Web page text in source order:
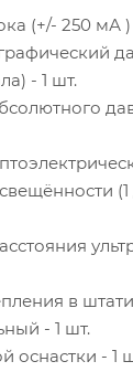
(+/- 250 мА )
- 1 шт.
(1
в
- 1 шт.
оснастки - 1